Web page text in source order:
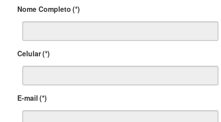
Nome Completo (*)
Celular(*)
E-mail (*)